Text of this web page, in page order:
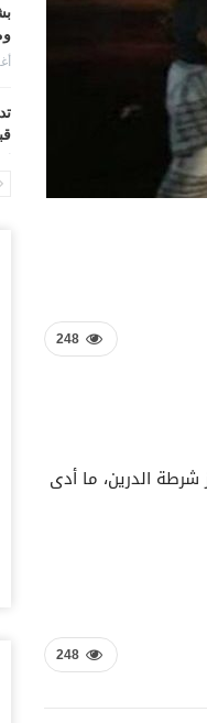
248
الدرين، ما أدى
248